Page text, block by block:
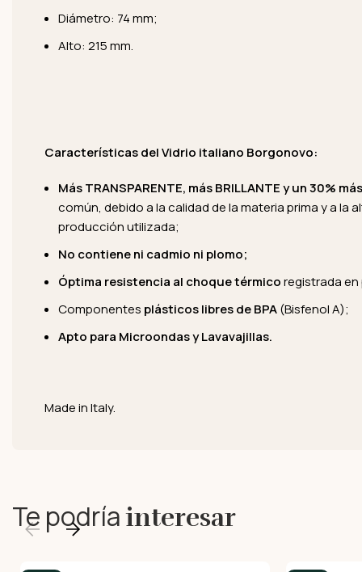
Diámetro: 74 mm;
Alto: 215 mm.
Características del Vidrio italiano Borgonovo:
Más TRANSPARENTE, más BRILLANTE y un 30%
común, debido a la calidad de la materia prima y a la
producción utilizada;
No contiene ni cadmio ni plomo;
Óptima resistencia al choque térmicoregistrada
Componentes plásticoslibres de BPA(Bisfenol A);
Apto para Microondas y Lavavajillas.
Made in Italy.
Te podríainteresar